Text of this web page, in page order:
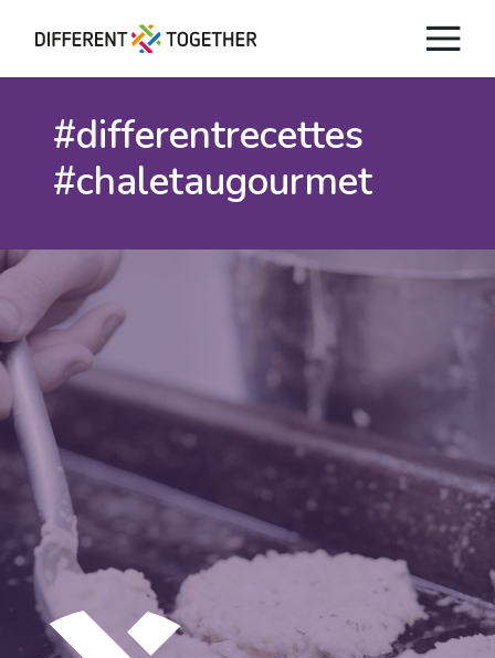
Videos
#differenttogether
Stadt Differdingen
#differentrecettes
#chaletaugourmet